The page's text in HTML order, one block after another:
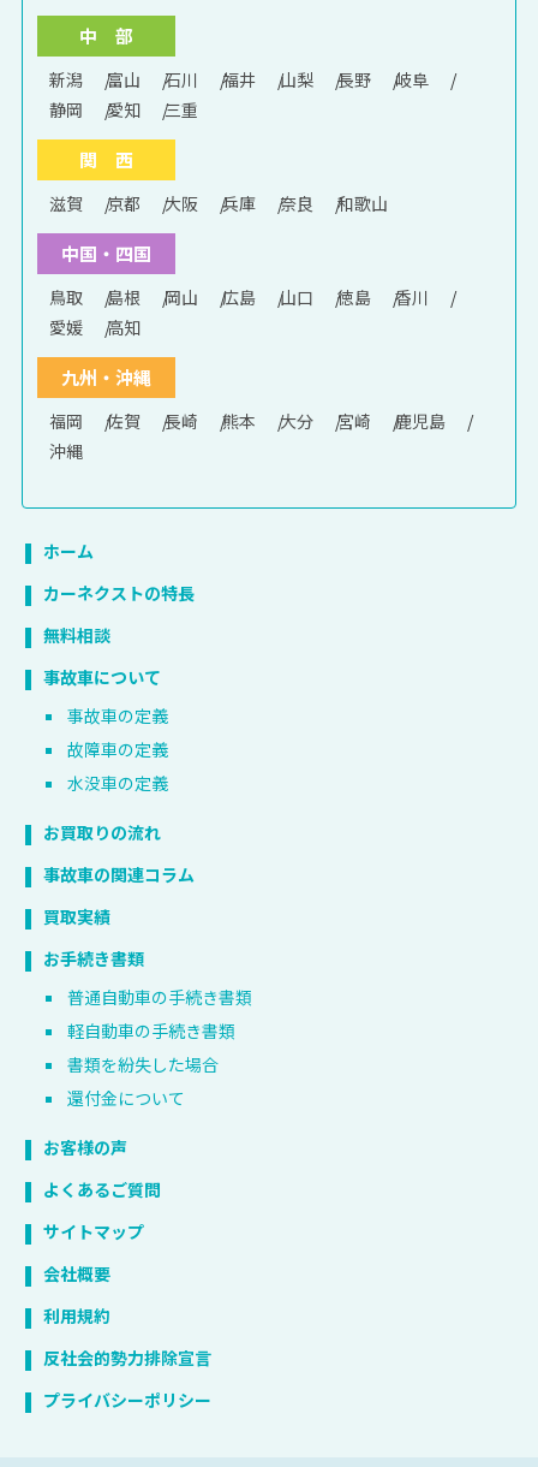
中 部
新潟 富山 石川 福井 山梨 長野
岐阜
静岡
愛知 三重
関 西
滋賀 京都 大阪 兵庫 奈良 和歌山
中国・四国
鳥取 島根 岡山 広島 山口 徳島
香川
愛媛
高知
九州・沖縄
福岡 佐賀 長崎 熊本 大分 宮崎
鹿児島
沖縄
ホーム
カーネクストの特長
無料相談
事故車について
事故車の定義
故障車の定義
水没車の定義
お買取りの流れ
事故車の関連コラム
買取実績
お手続き書類
普通自動車の手続き書類
軽自動車の手続き書類
書類を紛失した場合
還付金について
お客様の声
よくあるご質問
サイトマップ
会社概要
利用規約
反社会的勢力排除宣言
プライバシーポリシー